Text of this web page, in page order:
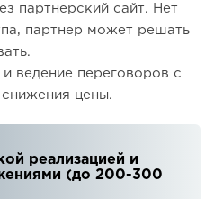
партнерский сайт. Нет
партнер может решать
ведение переговоров с
цены.
реализацией и
(до 200-300